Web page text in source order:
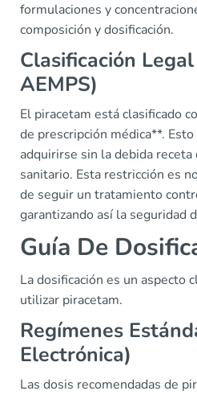
formulaciones y
composición y dosificación.
Clasificación
AEMPS)
El piracetam está clasificado
de prescripción médica**.
adquirirse sin la debida
sanitario. Esta restricción es
de seguir un tratamiento
garantizando así la seguridad
Guía De
La dosificación es un aspecto
utilizar piracetam.
Regímenes
Electrónica)
Las dosis recomendadas de